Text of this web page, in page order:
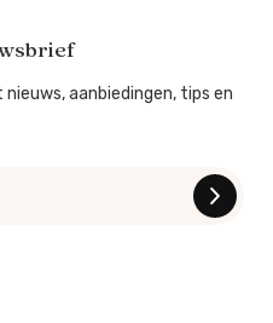
aanbiedingen, tips en